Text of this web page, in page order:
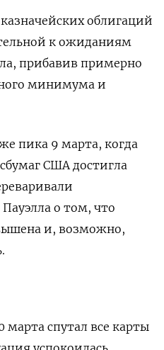
облигаций
к ожиданиям
прибавив примерно
минимума и
пика 9 марта, когда
США достигла
о том, что
и, возможно,
марта спутал все карты